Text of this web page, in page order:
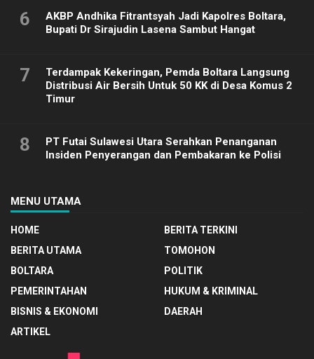
6
AKBP Andhika Fitrantsyah Jadi Kapolres Boltara,
Bupati Dr Sirajudin Lasena Sambut Hangat
7
Terdampak Kekeringan, Pemda Boltara Langsung
Distribusi Air Bersih Untuk 50 KK di Desa Komus 2
Timur
8
PT Futai Sulawesi Utara Serahkan Penanganan
Insiden Penyerangan dan Pembakaran ke Polisi
MENU UTAMA
HOME
BERITA TERKINI
BERITA UTAMA
TOMOHON
BOLTARA
POLITIK
PEMERINTAHAN
HUKUM & KRIMINAL
BISNIS & EKONOMI
DAERAH
ARTIKEL